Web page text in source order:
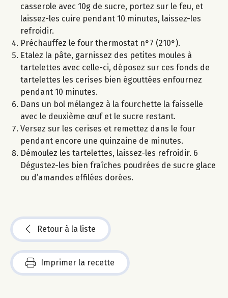
casserole avec 10g de sucre, portez sur le feu, et
laissez-les cuire pendant 10 minutes, laissez-les
refroidir.
Préchauffez le four thermostat n°7 (210°).
Etalez la pâte, garnissez des petites moules à
tartelettes avec celle-ci, déposez sur ces fonds de
tartelettes les cerises bien égouttées enfournez
pendant 10 minutes.
Dans un bol mélangez à la fourchette la faisselle
avec le deuxième œuf et le sucre restant.
Versez sur les cerises et remettez dans le four
pendant encore une quinzaine de minutes.
Démoulez les tartelettes, laissez-les refroidir. 6
Dégustez-les bien fraîches poudrées de sucre glace
ou d’amandes effilées dorées.
Retour à la liste
Imprimer la recette